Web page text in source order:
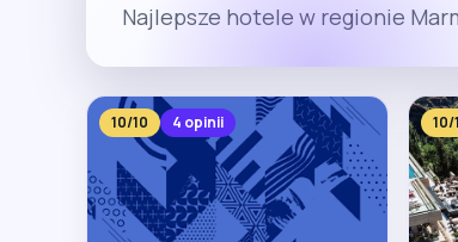
Najlepsze hotele w regionie
10/10 4 opinii 10/